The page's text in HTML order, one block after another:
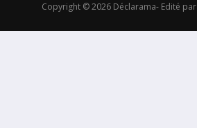
Copyright © 2026 Déclarama- Edité par